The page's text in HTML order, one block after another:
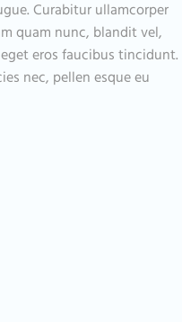
Curabitur ullamcorper
quam nunc, blandit vel,
eros faucibus tincidunt.
nec, pellen esque eu